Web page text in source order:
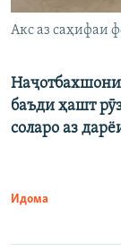
Акс аз саҳифаи
Наҷотбахшони
баъди ҳашт
соларо аз
Идома